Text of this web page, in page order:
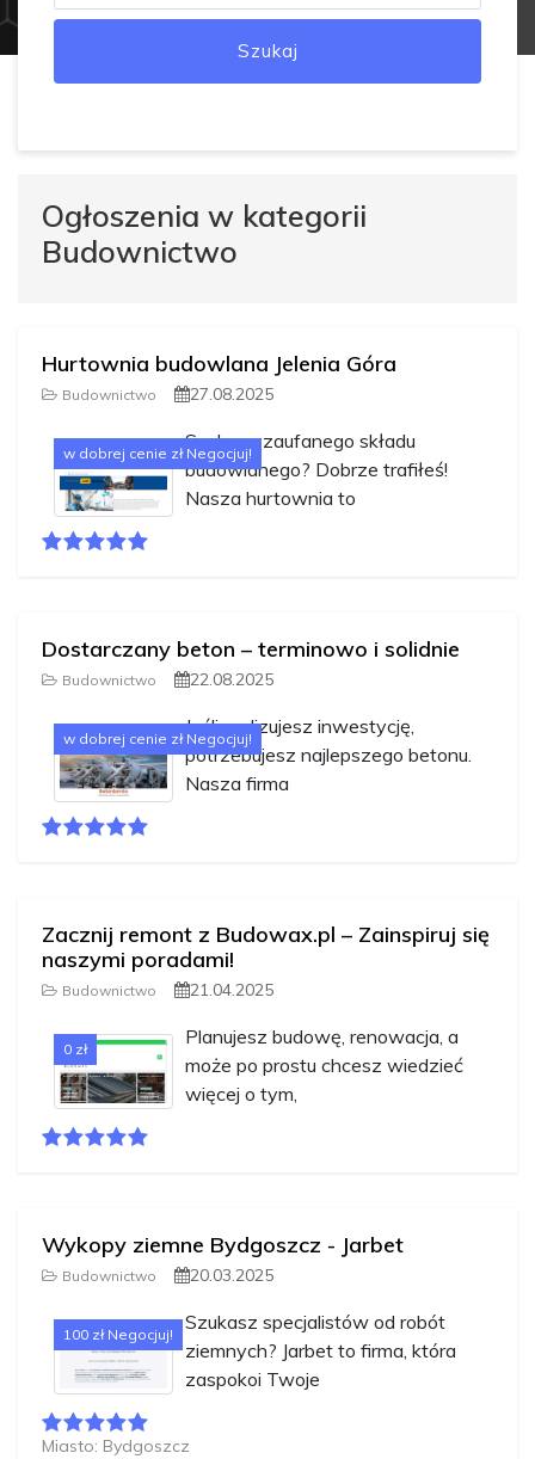
Szukaj
Ogłoszenia w kategorii
Budownictwo
Hurtownia budowlana Jelenia Góra
Budownictwo 27.08.2025
w dobrej cenie zł Negocjuj!
Szukasz zaufanego składu
budowlanego? Dobrze trafiłeś!
Nasza hurtownia to
Dostarczany beton – terminowo i solidnie
Budownictwo 22.08.2025
w dobrej cenie zł Negocjuj!
Jeśli realizujesz inwestycję,
potrzebujesz najlepszego betonu.
Nasza firma
Zacznij remont z Budowax.pl – Zainspiruj się
naszymi poradami!
Budownictwo 21.04.2025
0 zł
Planujesz budowę, renowacja, a
może po prostu chcesz wiedzieć
więcej o tym,
Wykopy ziemne Bydgoszcz - Jarbet
Budownictwo 20.03.2025
100 zł Negocjuj!
Szukasz specjalistów od robót
ziemnych? Jarbet to firma, która
zaspokoi Twoje
Miasto: Bydgoszcz